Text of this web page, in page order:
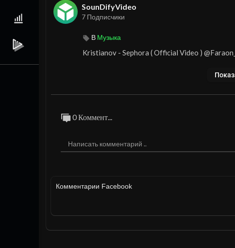
SounDifyVideo
7 Подписчики
В Музыка
⁣Kristianov - Sephora ( Official Video )
0 Коммент...
Комментарии Facebook